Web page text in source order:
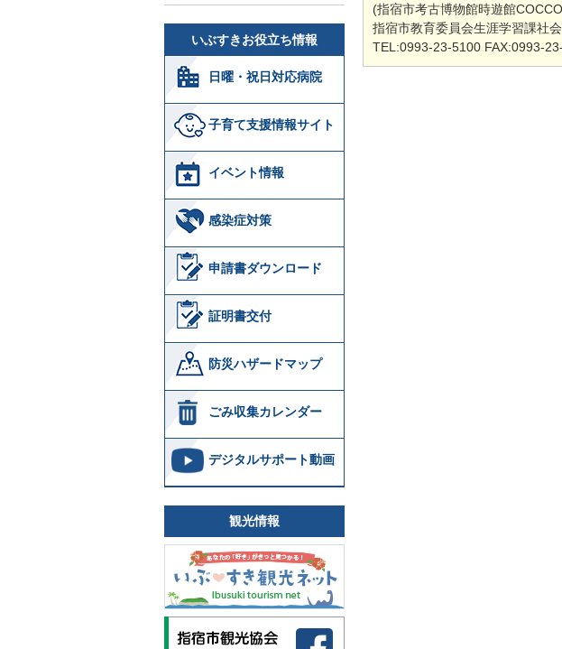
いぶすきお役立ち情報
日曜・祝日対応病院
子育て支援情報サイト
イベント情報
感染症対策
申請書ダウンロード
証明書交付
防災ハザードマップ
ごみ収集カレンダー
デジタルサポート動画
観光情報
(指宿市考古博物館時遊館
指宿市教育委員会生涯学習課社
TEL:0993-23-5100 FAX:0993-